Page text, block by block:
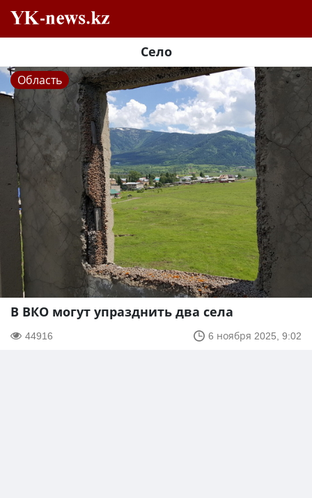
Село
Область
В ВКО могут упразднить два села
44916 6 ноября 2025, 9:02